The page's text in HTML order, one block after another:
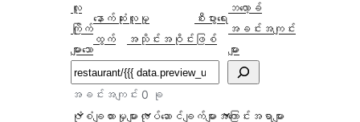
လူ
ကြိုက်
များသော
နောက်ဆုံး
ထွက်
လူမှု
အသိုင်းအဝိုင်း
စီးပွားရေး
ဖြစ်
ဘလော့ခ်
အခင်းအကျင်း
များ
ရှာ
ပါ
အခင်းအကျင်း 0 ခု
ပုံစံချထားမှုများ လုပ်ဆောင်ချက်များ အကြောင်းအရာများ